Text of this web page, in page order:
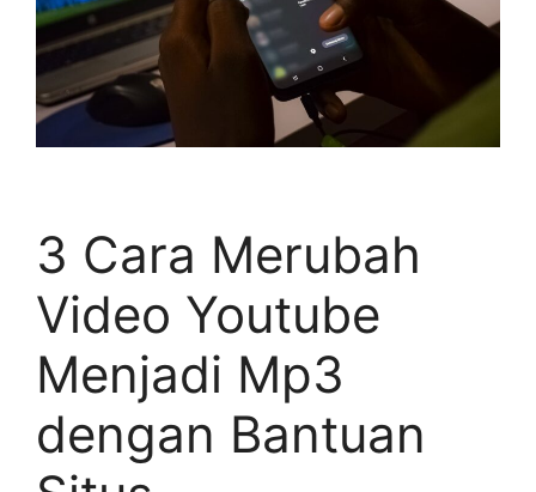
3 Cara Merubah
Video Youtube
Menjadi Mp3
dengan Bantuan